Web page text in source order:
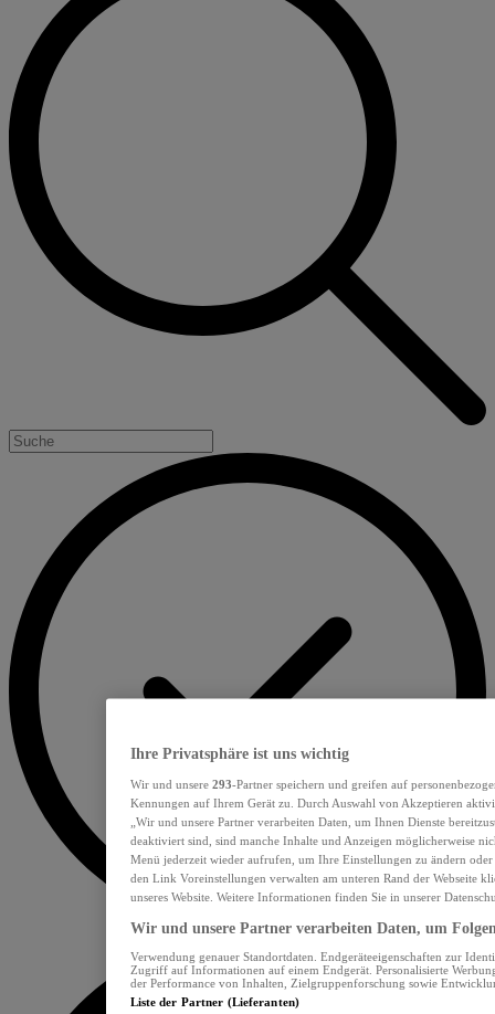
Ihre Privatsphäre ist uns wichtig
Wir und unsere 293-Partner speichern und greifen auf
Kennungen auf Ihrem Gerät zu. Durch Auswahl von Akzeptieren
„Wir und unsere Partner verarbeiten Daten, um Ihnen Dienste
deaktiviert sind, sind manche Inhalte und Anzeigen möglicherweise
Menü jederzeit wieder aufrufen, um Ihre Einstellungen zu ändern
den Link Voreinstellungen verwalten am unteren Rand der Webseite
unseres Website. Weitere Informationen finden Sie in unserer
Wir und unsere Partner verarbeiten Daten, um
Verwendung genauer Standortdaten. Endgeräteeigenschaften zur
Zugriff auf Informationen auf einem Endgerät. Personalisierte
der Performance von Inhalten, Zielgruppenforschung sowie
Liste der Partner (Lieferanten)